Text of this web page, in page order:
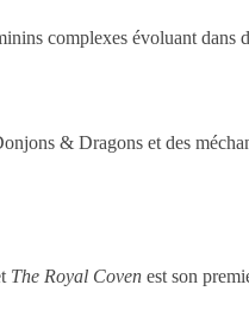
complexes évoluant
& Dragons et des
The Royal Coven est son